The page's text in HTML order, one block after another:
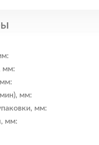
мм:
мм:
мм:
мм: